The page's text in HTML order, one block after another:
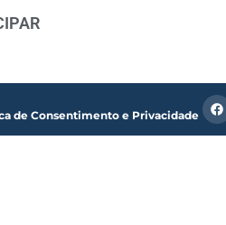
de Consentimento e Privacidade
F
a